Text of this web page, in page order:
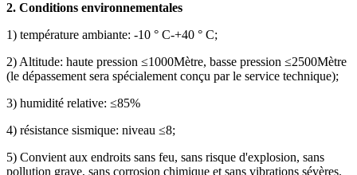
2. Conditions environnementales
1) température ambiante: -10 ° C-+40 ° C;
2) Altitude: haute pression ≤1000Mètre, basse pression ≤2500Mètre
(le dépassement sera spécialement conçu par le service technique);
3) humidité relative: ≤85%
4) résistance sismique: niveau ≤8;
5) Convient aux endroits sans feu, sans risque d'explosion, sans
pollution grave, sans corrosion chimique et sans vibrations sévères.